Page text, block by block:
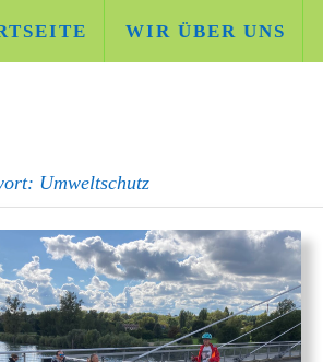
WIR ÜBER UNS
Umweltschutz